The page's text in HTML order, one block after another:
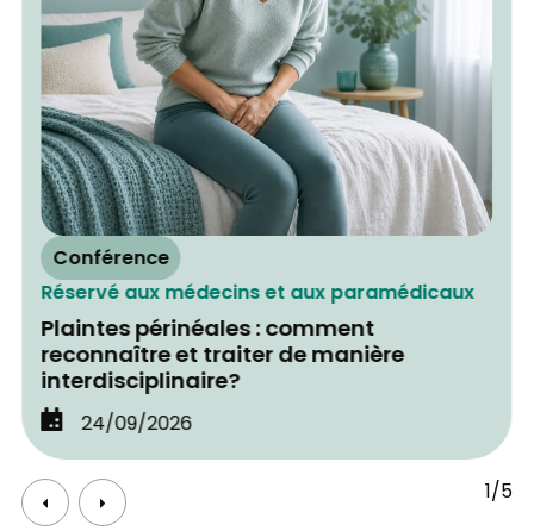
Conférence
Réservé aux médecins et aux paramédicaux
Plaintes périnéales : comment
reconnaître et traiter de manière
interdisciplinaire?
24/09/2026
1/5